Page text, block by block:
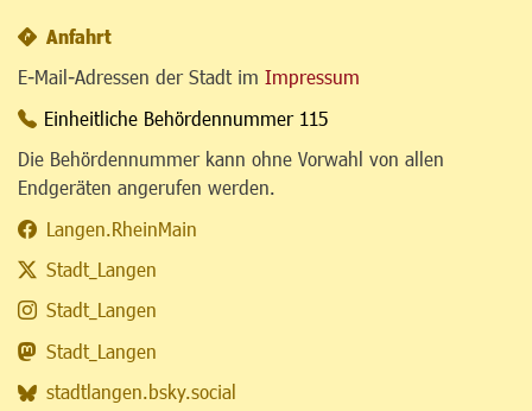
Anfahrt
E-Mail-Adressen der Stadt im Impressum
Einheitliche Behördennummer 115
Die Behördennummer kann ohne Vorwahl von allen
Endgeräten angerufen werden.
Langen.RheinMain
Stadt_Langen
Stadt_Langen
Stadt_Langen
stadtlangen.bsky.social